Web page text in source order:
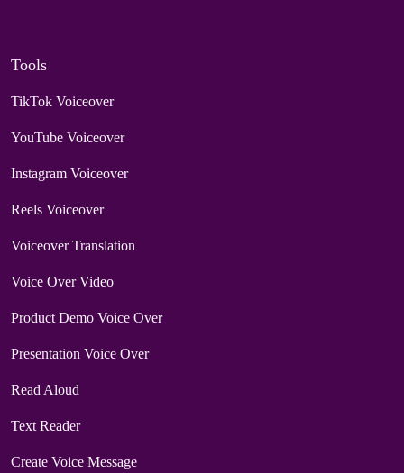
Tools
TikTok Voiceover
YouTube Voiceover
Instagram Voiceover
Reels Voiceover
Voiceover Translation
Voice Over Video
Product Demo Voice Over
Presentation Voice Over
Read Aloud
Text Reader
Create Voice Message